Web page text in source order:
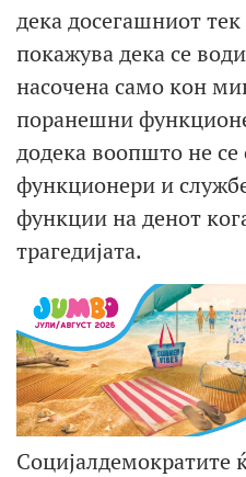
дека досегашниот тек
покажува дека се
насочена само кон
поранешни
додека воопшто не
функционери и
функции на денот
трагедијата.